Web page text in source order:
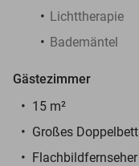
Lichttherapie
Bademäntel
Gästezimmer
15 m²
Großes Doppelbett
Flachbildfernseher